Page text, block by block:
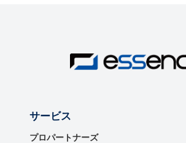
サービス
プロパートナーズ